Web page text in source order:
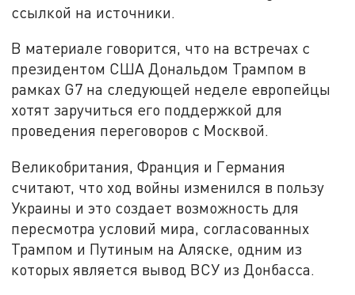
ссылкой на источники.
В материале говорится, что на встречах с
президентом США Дональдом Трампом в
рамках G7 на следующей неделе европейцы
хотят заручиться его поддержкой для
проведения переговоров с Москвой.
Великобритания, Франция и Германия
считают, что ход войны изменился в пользу
Украины и это создает возможность для
пересмотра условий мира, согласованных
Трампом и Путиным на Аляске, одним из
которых является вывод ВСУ из Донбасса.